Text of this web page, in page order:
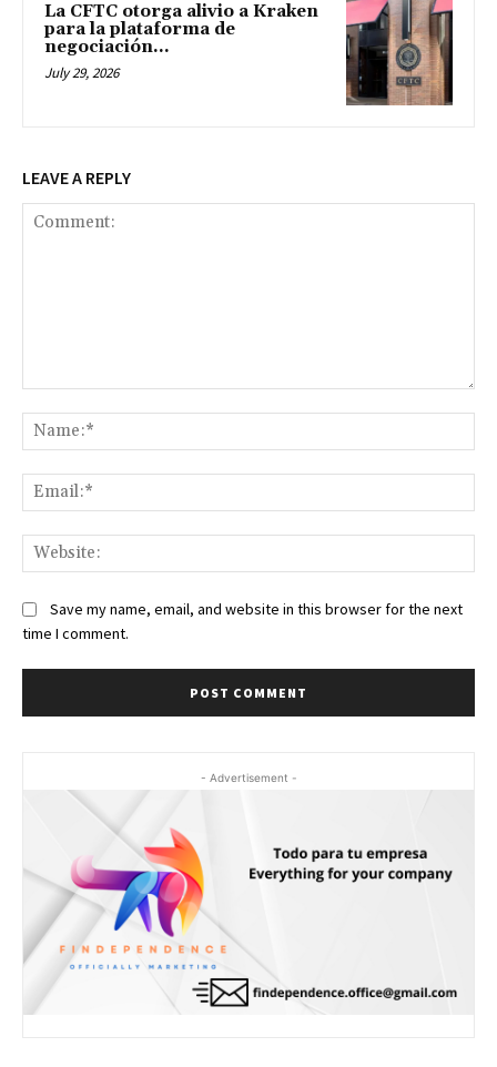
La CFTC otorga alivio a Kraken
para la plataforma de
negociación...
July 29, 2026
LEAVE A REPLY
Save my name, email, and website in this browser for the next
time I comment.
- Advertisement -